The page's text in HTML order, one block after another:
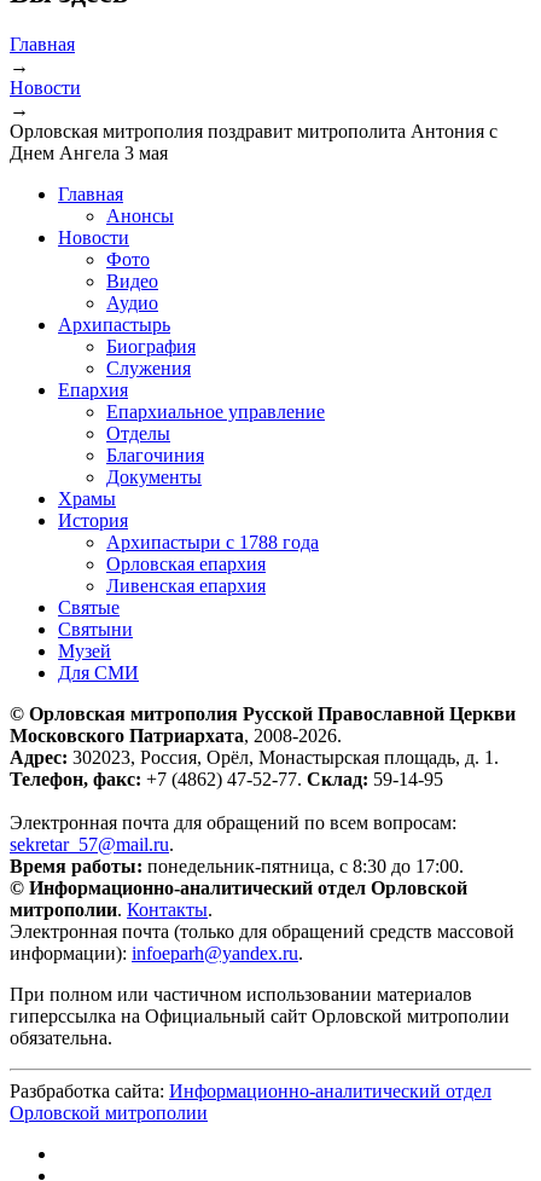
Главная
→
Новости
→
Орловская митрополия поздравит митрополита Антония с
Днем Ангела 3 мая
Главная
Анонсы
Новости
Фото
Видео
Аудио
Архипастырь
Биография
Служения
Епархия
Епархиальное управление
Отделы
Благочиния
Документы
Храмы
История
Архипастыри с 1788 года
Орловская епархия
Ливенская епархия
Святые
Святыни
Музей
Для СМИ
© Орловская митрополия Русской Православной Церкви
Московского Патриархата, 2008-2026.
Адрес: 302023, Россия, Орёл, Монастырская площадь, д. 1.
Телефон, факс: +7 (4862) 47-52-77. Склад: 59-14-95
Электронная почта для обращений по всем вопросам:
sekretar_57@mail.ru.
Время работы: понедельник-пятница, с 8:30 до 17:00.
© Информационно-аналитический отдел Орловской
митрополии. Контакты.
Электронная почта (только для обращений средств массовой
информации): infoeparh@yandex.ru.
При полном или частичном использовании материалов
гиперссылка на Официальный сайт Орловской митрополии
обязательна.
Разбработка сайта: Информационно-аналитический отдел
Орловской митрополии